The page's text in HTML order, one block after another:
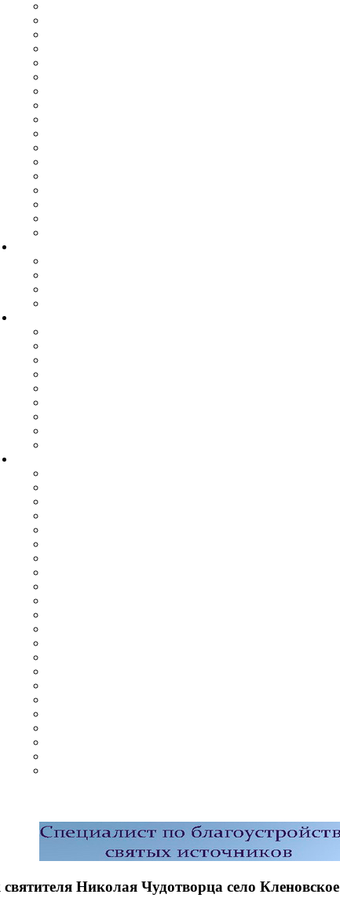
Николая Чудотворца село Кленовское